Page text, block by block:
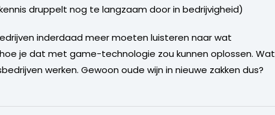
druppelt nog te langzaam door in bedrijvigheid)
inderdaad meer moeten luisteren naar wat
je dat met game-technologie zou kunnen oplossen. Wat
werken. Gewoon oude wijn in nieuwe zakken dus?